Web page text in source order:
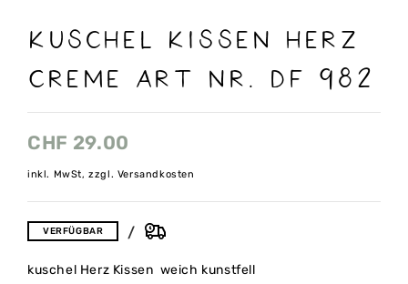
Kuschel Kissen Herz
Creme Art nr. Df 982
CHF 29.00
inkl. MwSt, zzgl. Versandkosten
VERFÜGBAR
kuschel Herz Kissen weich kunstfell